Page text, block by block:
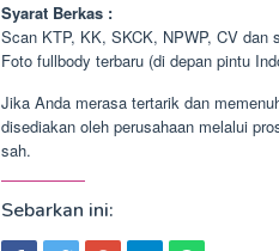
Syarat Berkas :
Scan KTP, KK, SKCK, NPWP, CV dan
Foto fullbody terbaru (di depan pintu
Jika Anda merasa tertarik dan
disediakan oleh perusahaan melalui
sah.
Sebarkan ini: